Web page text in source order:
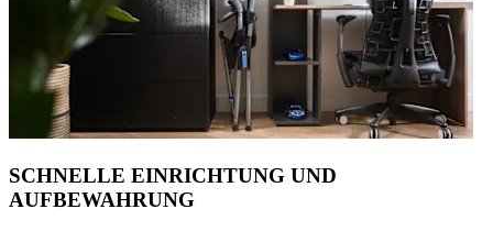
SCHNELLE EINRICHTUNG UND
AUFBEWAHRUNG